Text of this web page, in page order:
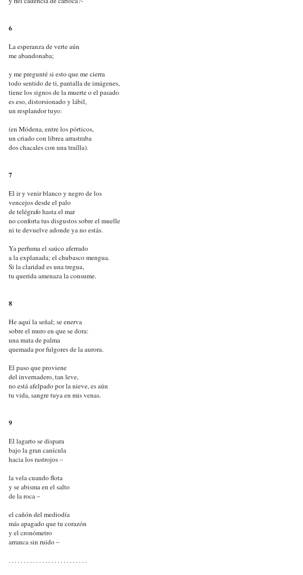
6
La esperanza de verte aún
me abandonaba;
y me pregunté si esto que me cierra
todo sentido de ti, pantalla de imágenes,
tiene los signos de la muerte o el pasado
es eso, distorsionado y lábil,
un resplandor tuyo:
(en Módena, entre los pórticos,
un criado con librea arrastraba
dos chacales con una traílla).
7
El ir y venir blanco y negro de los
vencejos desde el palo
de telégrafo hasta el mar
no conforta tus disgustos sobre el muelle
ni te devuelve adonde ya no estás.
Ya perfuma el saúco aferrado
a la explanada; el chubasco mengua.
Si la claridad es una tregua,
tu querida amenaza la consume.
8
He aquí la señal; se enerva
sobre el muro en que se dora:
una mata de palma
quemada por fulgores de la aurora.
El paso que proviene
del invernadero, tan leve,
no está afelpado por la nieve, es aún
tu vida, sangre tuya en mis venas.
9
El lagarto se dispara
bajo la gran canícula
hacia los rastrojos –
la vela cuando flota
y se abisma en el salto
de la roca –
el cañón del mediodía
más apagado que tu corazón
y el cronómetro
arranca sin ruido –
. . . . . . . . . . . . . . . . . . . . . . . . . .